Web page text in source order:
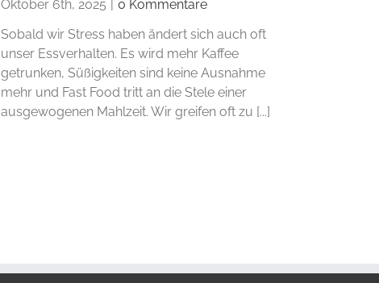
Oktober 6th, 2025 | 0 Kommentare
Sobald wir Stress haben ändert sich auch oft
unser Essverhalten. Es wird mehr Kaffee
getrunken, Süßigkeiten sind keine Ausnahme
mehr und Fast Food tritt an die Stele einer
ausgewogenen Mahlzeit. Wir greifen oft zu [...]